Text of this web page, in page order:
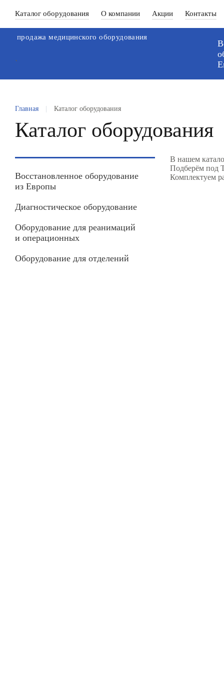
Каталог оборудования О компании Акции Контакты
продажа медицинского оборудования
`
Главная Каталог оборудования
Каталог оборудования
Восстановленное оборудование
из Европы
Диагностическое оборудование
Оборудование для реанимаций
и операционных
Оборудование для отделений
В нашем
Подберём под
Комплектуем